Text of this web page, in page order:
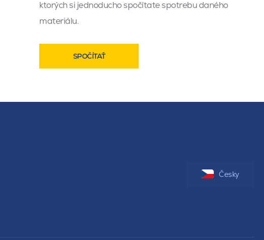
ktorých si jednoducho spočítate spotrebu daného
materiálu.
SPOČÍTAŤ
Česky